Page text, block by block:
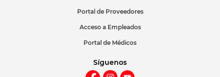
Portal de Proveedores
Acceso a Empleados
Portal de Médicos
Síguenos